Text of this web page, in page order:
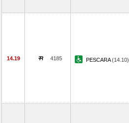
14.19 4185 PESCARA(14.10)